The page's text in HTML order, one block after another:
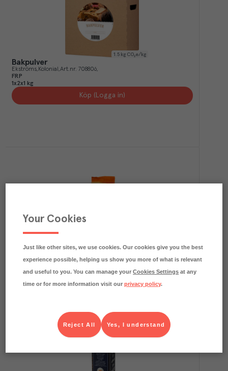
1.5 kg CO₂e/kg
Bakpulver
Ekströms Kolonial Art.nr. 708806
FRP
1x2x1 kg
Köp (Logga in)
Bakpulver
Köp (Logga in)
Your Cookies
Just like other sites, we use cookies. Our cookies give you the best
experience possible, helping us show you more of what is relevant
and useful to you. You can manage yourCookies Settings at any
time or for more information visit ourprivacy policy.
Yes, I understand
Reject All